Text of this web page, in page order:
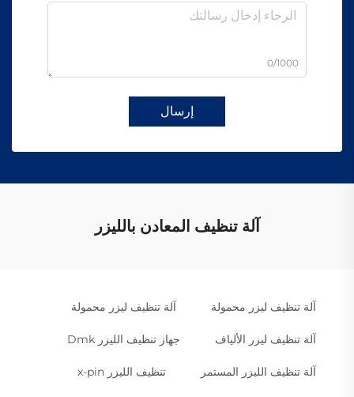
0/1000
إرسال
آلة تنظيف المعادن بالليزر
آلة تنظيف ليزر محمولة آلة تنظيف ليزر محمولة
آلة تنظيف ليزر الألياف جهاز تنظيف الليزر Dmk
آلة تنظيف الليزر المستمر تنظيف الليزر x-pin